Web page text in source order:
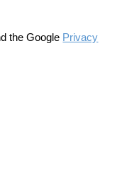
the Google Privacy